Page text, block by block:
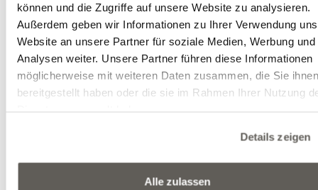
können und die Zugriffe auf unsere Website zu analysieren.
Außerdem geben wir Informationen zu Ihrer Verwendung
Website an unsere Partner für soziale Medien, Werbung und
Analysen weiter. Unsere Partner führen diese Informationen
möglicherweise mit weiteren Daten zusammen, die Sie ihnen
bereitgestellt haben oder die sie im Rahmen Ihrer Nutzung
Details zeigen
Alle zulassen
Stahlkonstruktion einzubauen?
Ja, Trittstufen aus Holz können in Stahlkonstruktion
eingebaut werden. Außerdem bieten wir auch
freischwebende, gewendelte und Wendeltreppe. Es
auch möglich die Treppenoberfläche nach der
In welchen Dimensionen sind
EDELHOLZ-Treppen verfügbar?
Dank unserer einzigartigen Herstellungstechnologie